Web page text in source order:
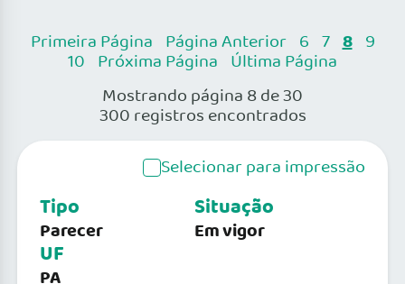
Primeira Página Página Anterior 6 7 8 9
10 Próxima Página Última Página
Mostrando página 8 de 30
300 registros encontrados
Selecionar para impressão
Tipo
Parecer
UF
Situação
Em vigor